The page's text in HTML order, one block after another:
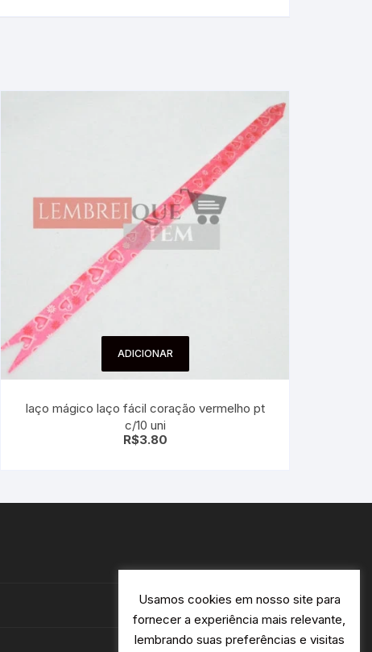
ADICIONAR
laço mágico laço fácil coração vermelho pt
c/10 uni
R$3.80
Usamos cookies em nosso site para
fornecer a experiência mais relevante,
lembrando suas preferências e visitas